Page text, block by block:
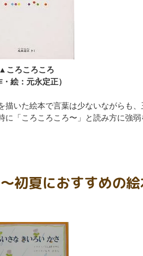
▲ころころころ
・絵：元永定正）
いた絵本で言葉は少ないながらも
「ころころころ〜」と読み方に強
初夏におすすめの